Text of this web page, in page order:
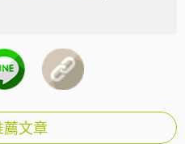
薦文章